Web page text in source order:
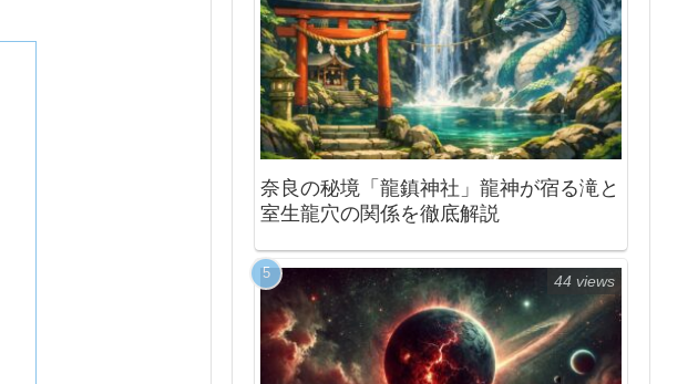
奈良の秘境「龍鎮神社」龍神が宿る滝と
室生龍穴の関係を徹底解説
44 views